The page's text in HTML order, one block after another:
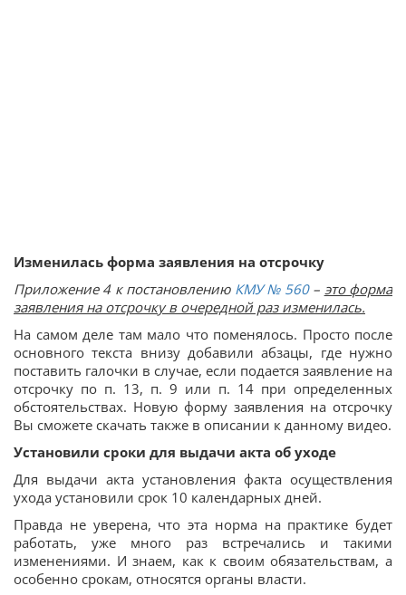
Изменилась форма заявления на отсрочку
Приложение 4 к постановлению КМУ № 560 – это форма
заявления на отсрочку в очередной раз изменилась.
На самом деле там мало что поменялось. Просто после
основного текста внизу добавили абзацы, где нужно
поставить галочки в случае, если подается заявление на
отсрочку по п. 13, п. 9 или п. 14 при определенных
обстоятельствах. Новую форму заявления на отсрочку
Вы сможете скачать также в описании к данному видео.
Установили сроки для выдачи акта об уходе
Для выдачи акта установления факта осуществления
ухода установили срок 10 календарных дней.
Правда не уверена, что эта норма на практике будет
работать, уже много раз встречались и такими
изменениями. И знаем, как к своим обязательствам, а
особенно срокам, относятся органы власти.